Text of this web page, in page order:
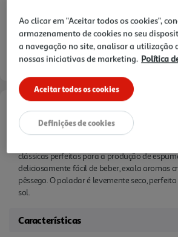
Informações de Marketing
clássicas perfeitas para a produção de
deliciosamente fácil de beber, exala aromas
pêssego. O paladar é levemente seco,
sol.
Características
Ao clicar em "Aceitar todos os cookies",
armazenamento de cookies no seu
a navegação no site, analisar a utilização
nossas iniciativas de marketing. Política
Aceitar todos os cookies
Definições de cookies